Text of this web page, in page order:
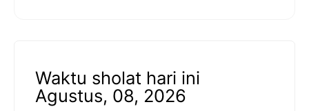
Waktu sholat hari ini
Agustus, 08, 2026